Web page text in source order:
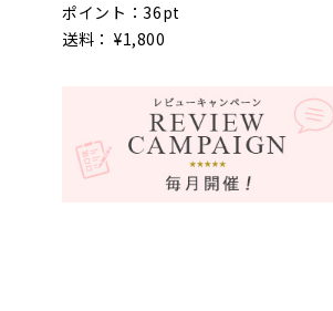
ポイント：36pt
送料： ¥1,800